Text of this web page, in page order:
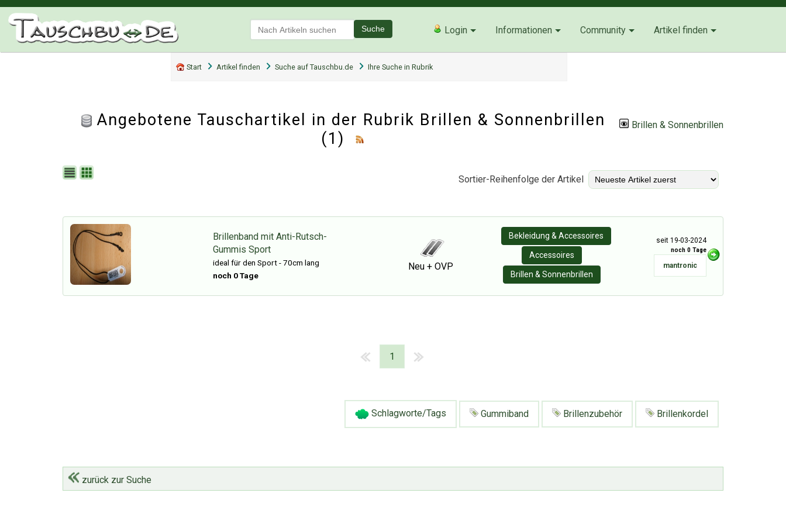
Suche Login Informationen Community Artikel finden
Start Artikel finden Suche auf Tauschbu.de Ihre Suche in Rubrik
Brillen & Sonnenbrillen
Angebotene Tauschartikel in der Rubrik Brillen & Sonnenbrillen
(1)
Sortier-Reihenfolge der Artikel
Brillenband mit Anti-Rutsch-
Gummis Sport
ideal für den Sport - 70cm lang
noch 0 Tage
Neu + OVP
Bekleidung & Accessoires
Accessoires
Brillen & Sonnenbrillen
seit 19-03-2024
noch 0 Tage
mantronic
1
Schlagworte/Tags Gummiband Brillenzubehör Brillenkordel
zurück zur Suche